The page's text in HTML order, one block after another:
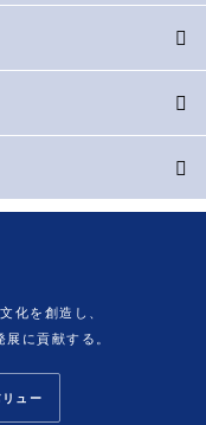
化を創造し、
に貢献する。
ュー